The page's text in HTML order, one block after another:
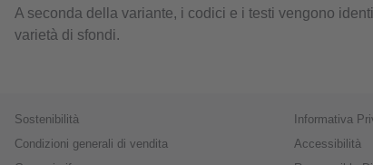
A seconda della variante, i codici e i testi vengono
varietà di sfondi.
Sostenibilità
Condizioni generali di vendita
Informativa
Accessibilità